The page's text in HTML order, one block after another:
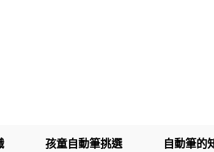
孩童自動筆挑選 自動筆的